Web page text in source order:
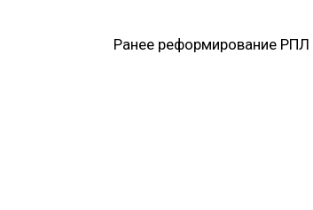
Ранее реформирование РПЛ